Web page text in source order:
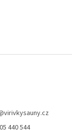
virivkysauny.cz
440 544